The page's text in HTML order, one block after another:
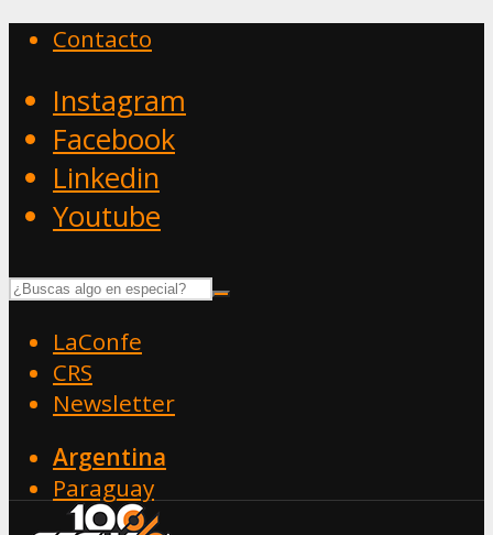
Contacto
Instagram
Facebook
Linkedin
Youtube
LaConfe
CRS
Newsletter
Argentina
Paraguay